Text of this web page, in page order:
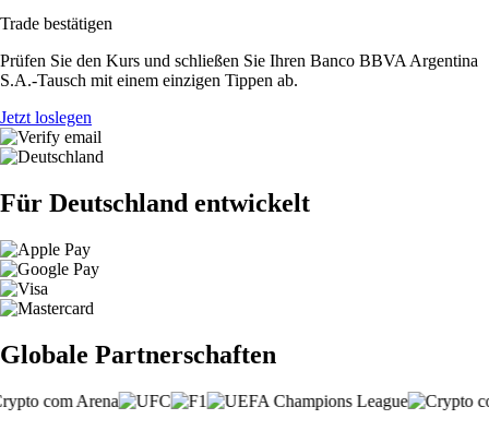
Trade bestätigen
Prüfen Sie den Kurs und schließen Sie Ihren Banco BBVA Argentina
S.A.-Tausch mit einem einzigen Tippen ab.
Jetzt loslegen
Für Deutschland entwickelt
Globale Partnerschaften